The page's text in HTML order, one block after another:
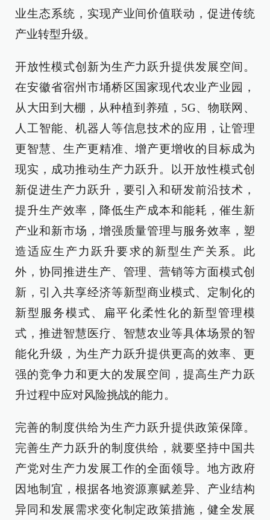
业生态系统，实现产业间价值联动，促进传统
产业转型升级。
开放性模式创新为生产力跃升提供发展空间。
在安徽省宿州市埇桥区国家现代农业产业园，
从大田到大棚，从种植到养殖，5G、物联网、
人工智能、机器人等信息技术的应用，让管理
更智慧、生产更精准、增产更增收的目标成为
现实，成功推动生产力跃升。以开放性模式创
新促进生产力跃升，要引入和研发前沿技术，
提升生产效率，降低生产成本和能耗，催生新
产业和新市场，增强质量管理与服务效率，塑
造适应生产力跃升要求的新型生产关系。此
外，协同推进生产、管理、营销等方面模式创
新，引入共享经济等新型商业模式、定制化的
新型服务模式、扁平化柔性化的新型管理模
式，推进智慧医疗、智慧农业等具体场景的智
能化升级，为生产力跃升提供更高的效率、更
强的竞争力和更大的发展空间，提高生产力跃
升过程中应对风险挑战的能力。
完善的制度供给为生产力跃升提供政策保障。
完善生产力跃升的制度供给，就要坚持中国共
产党对生产力发展工作的全面领导。地方政府
因地制宜，根据各地资源禀赋差异、产业结构
异同和发展需求变化制定政策措施，健全发展